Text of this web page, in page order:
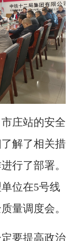
庄站的安全
解了相关措
行了部署。
位在5号线
量调度会。
要提高政治